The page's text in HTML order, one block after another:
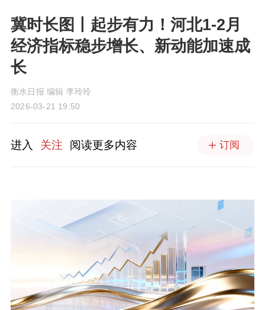
冀时长图丨起步有力！河北1-2月
经济指标稳步增长、新动能加速成
长
衡水日报 编辑 李玲玲
2026-03-21 19:50
进入 关注 阅读更多内容 订阅